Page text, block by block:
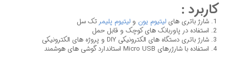
کاربرد :
شارژ باتری های لیتیوم یون و لیتیوم پلیمرتک سل
استفاده در پاوربانک های کوچک و قابل حمل
شارژ باتری دستگاه های الکترونیکی DIY و پروژه های الکترونیکی
استفاده با شارژرهای Micro USB استاندارد گوشی های هوشمند